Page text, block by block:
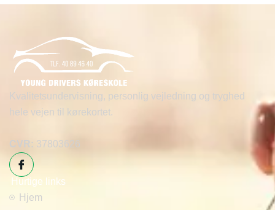
Kvalitetsundervisning, personlig vejledning og tryghed
hele vejen til kørekortet.
CVR: 37803626
Hurtige links
Hjem